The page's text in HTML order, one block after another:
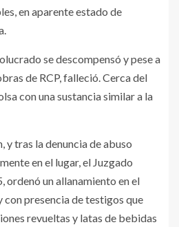
en aparente estado de
se descompensó y pese a
de RCP, falleció. Cerca del
con una sustancia similar a la
y tras la denuncia de abuso
en el lugar, el Juzgado
ordenó un allanamiento en el
presencia de testigos que
revueltas y latas de bebidas